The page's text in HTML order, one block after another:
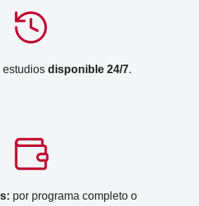
estudios disponible 24/7.
por programa completo o